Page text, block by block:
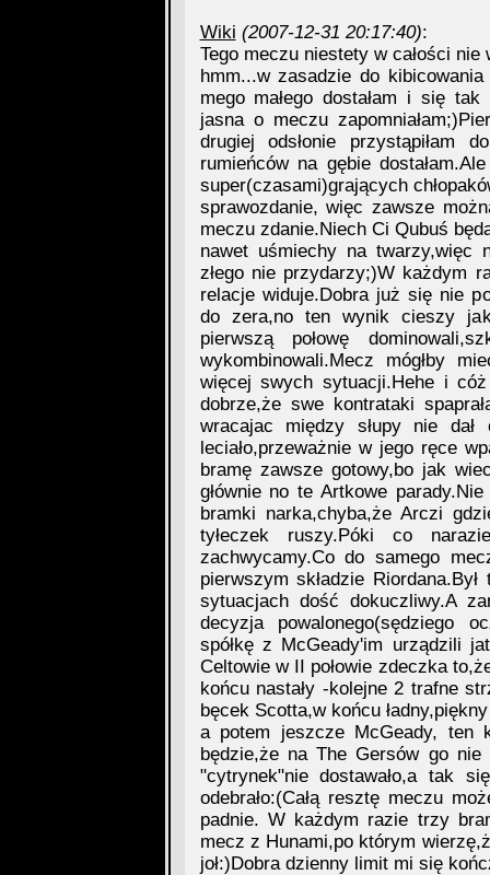
Wiki (2007-12-31 20:17:40):
Tego meczu niestety w całości nie
hmm...w zasadzie do
mego małego dostałam i się
jasna o meczu
drugiej odsłonie przystąpiłam
rumieńców na gębie
super(czasami)grających
sprawozdanie, więc zawsze
meczu zdanie.Niech Ci Qubuś
nawet uśmiechy na twarzy,więc
złego nie przydarzy;)W każdym
relacje widuje.Dobra już się nie
do zera,no ten wynik cieszy
pierwszą połowę
wykombinowali.Mecz mógłby
więcej swych sytuacji.Hehe i
dobrze,że swe kontrataki
wracajac między słupy nie
leciało,przeważnie w jego ręce
bramę zawsze gotowy,bo jak
głównie no te Artkowe
bramki narka,chyba,że Arczi
tyłeczek ruszy.Póki co
zachwycamy.Co do samego
pierwszym składzie
sytuacjach dość dokuczliwy.A
decyzja powalonego(sędziego
spółkę z McGeady'im urządzili
Celtowie w II połowie zdeczka
końcu nastały -kolejne 2 trafne
bęcek Scotta,w końcu
a potem jeszcze McGeady, ten
będzie,że na The Gersów go nie
"cytrynek"nie dostawało,a tak
odebrało:(Całą resztę meczu
padnie. W każdym razie trzy
mecz z Hunami,po którym
joł:)Dobra dzienny limit mi się